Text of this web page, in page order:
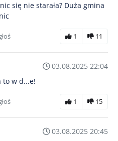
się nie starała? Duża gmina
1 11
03.08.2025 22:04
to w d...e!
1 15
03.08.2025 20:45